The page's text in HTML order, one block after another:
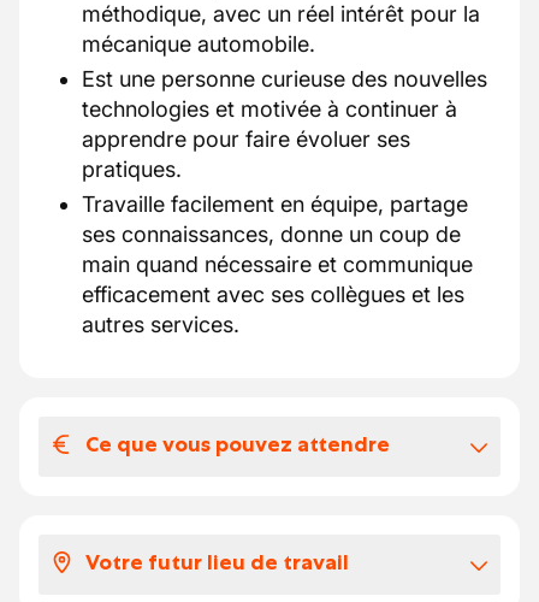
méthodique, avec un réel intérêt pour la
mécanique automobile.
Est une personne curieuse des nouvelles
technologies et motivée à continuer à
apprendre pour faire évoluer ses
pratiques.
Travaille facilement en équipe, partage
ses connaissances, donne un coup de
main quand nécessaire et communique
efficacement avec ses collègues et les
autres services.
Ce que vous pouvez attendre
Voici à quoi ressemble votre package:
Votre futur lieu de travail